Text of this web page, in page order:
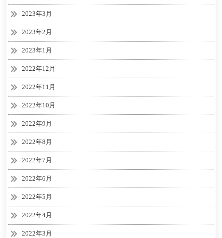
2023年3月
2023年2月
2023年1月
2022年12月
2022年11月
2022年10月
2022年9月
2022年8月
2022年7月
2022年6月
2022年5月
2022年4月
2022年3月